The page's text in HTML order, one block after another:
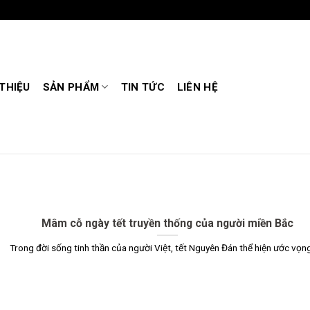
SẢN PHẨM TIN TỨC LIÊN HỆ
Mâm cỗ ngày tết truyền thống của người miền Bắc
Trong đời sống tinh thần của người Việt, tết Nguyên Đán thể hiện ước